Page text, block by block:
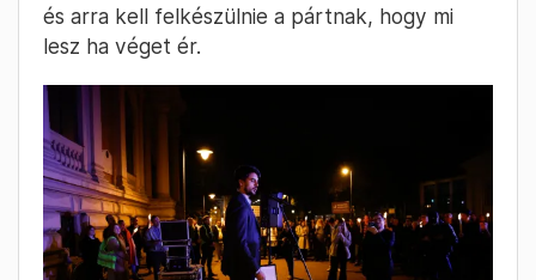
és arra kell felkészülnie a pártnak, hogy mi
lesz ha véget ér.